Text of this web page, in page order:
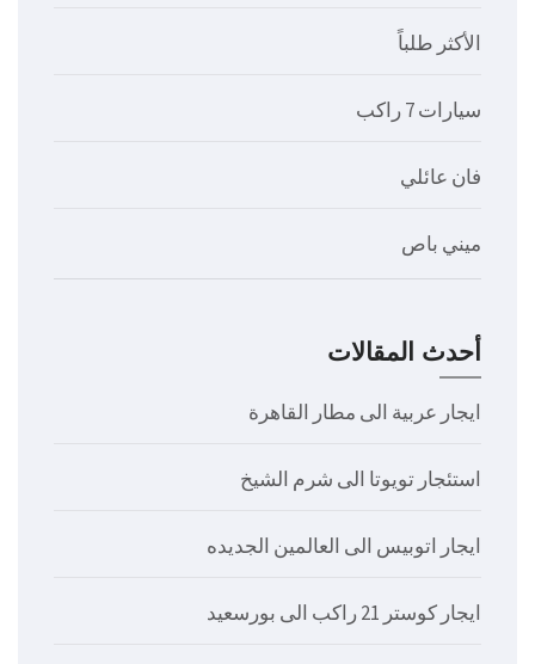
الأكثر طلباً
سيارات 7 راكب
فان عائلي
ميني باص
أحدث المقالات
ايجار عربية الى مطار القاهرة
استئجار تويوتا الى شرم الشيخ
ايجار اتوبيس الى العالمين الجديده
ايجار كوستر 21 راكب الى بورسعيد